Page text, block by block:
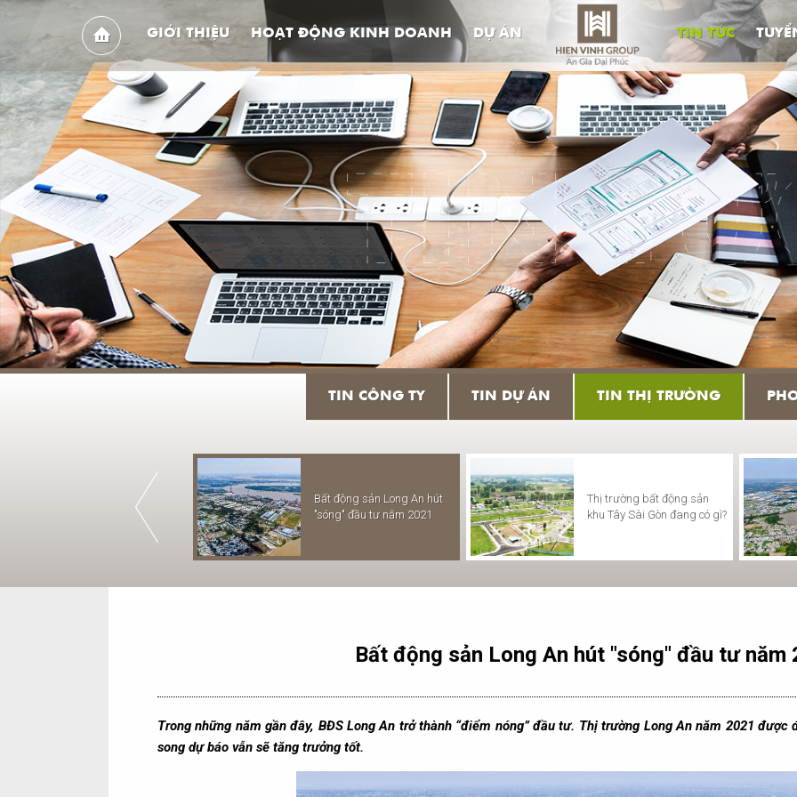
GIỚI THIỆU HOẠT ĐỘNG KINH DOANH DỰ ÁN TIN TỨC
TIN CÔNG TY TIN DỰ ÁN TIN THỊ TRƯỜNG
THÔNG BÁO LỊCH NGHỈ LỄ
GIỖ TỔ HÙNG VƯƠNG
THÔNG BÁO LỊCH NGHỈ TẾT
NGUYÊN ĐÁN TÂN SỬU
2021
THÔNG BÁO LỊCH NGHỈ TẾT
DƯƠNG LỊCH 2021
Nhà đầu tư đổ về Đức Hòa,
Bất động sản Long An hút
"sóng" đầu tư năm 2021
Thị trường bất động sản
khu Tây Sài Gòn đang có gì?
Bất động sản Long An hút "sóng" đầu tư năm
Trong những năm gần đây, BĐS Long An trở thành “điểm nóng” đầu tư. Thị trường Long An năm 2021
song dự báo vẫn sẽ tăng trưởng tốt.